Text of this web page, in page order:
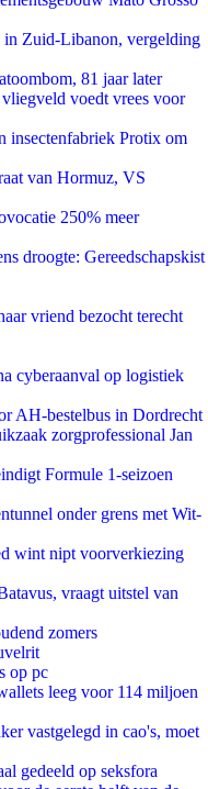
in Zuid-Libanon, vergelding
81 jaar later
voedt vrees voor
insectenfabriek Protix om
van Hormuz, VS
250% meer
droogte: Gereedschapskist
vriend bezocht terecht
cyberaanval op logistiek
AH-bestelbus in Dordrecht
zorgprofessional Jan
Formule 1-seizoen
onder grens met Wit-
wint nipt voorverkiezing
vraagt uitstel van
zomers
op pc
leeg voor 114 miljoen
vastgelegd in cao's, moet
gedeeld op seksfora